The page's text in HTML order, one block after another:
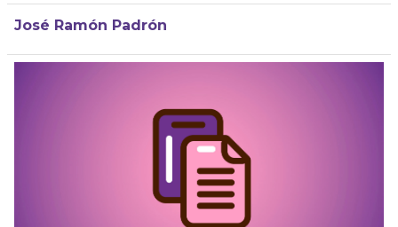
José Ramón Padrón